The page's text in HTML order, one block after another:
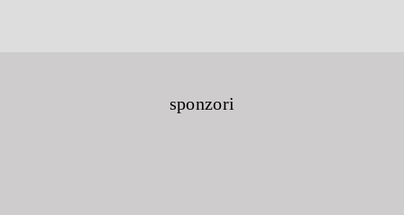
sponzori